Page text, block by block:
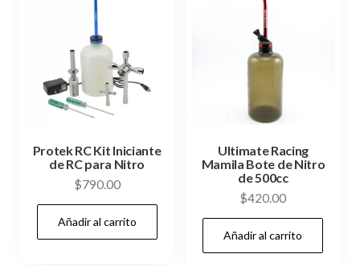
Protek RC Kit Iniciante
de RC para Nitro
$790.00
Añadir al carrito
Ultimate Racing
Mamila Bote de Nitro
de 500cc
$420.00
Añadir al carrito